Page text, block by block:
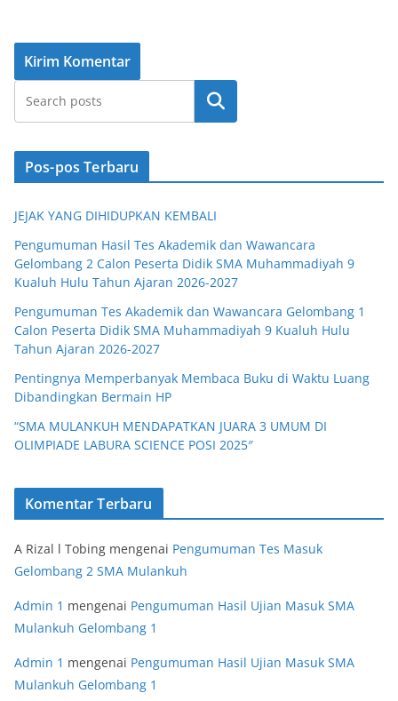
Cari
Pos-pos Terbaru
JEJAK YANG DIHIDUPKAN KEMBALI
Pengumuman Hasil Tes Akademik dan Wawancara
Gelombang 2 Calon Peserta Didik SMA Muhammadiyah 9
Kualuh Hulu Tahun Ajaran 2026-2027
Pengumuman Tes Akademik dan Wawancara Gelombang 1
Calon Peserta Didik SMA Muhammadiyah 9 Kualuh Hulu
Tahun Ajaran 2026-2027
Pentingnya Memperbanyak Membaca Buku di Waktu Luang
Dibandingkan Bermain HP
“SMA MULANKUH MENDAPATKAN JUARA 3 UMUM DI
OLIMPIADE LABURA SCIENCE POSI 2025″
Komentar Terbaru
A Rizal l Tobing mengenai Pengumuman Tes Masuk
Gelombang 2 SMA Mulankuh
Admin 1 mengenai Pengumuman Hasil Ujian Masuk SMA
Mulankuh Gelombang 1
Admin 1 mengenai Pengumuman Hasil Ujian Masuk SMA
Mulankuh Gelombang 1